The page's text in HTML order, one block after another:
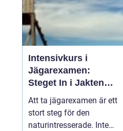
Intensivkurs i
Jägarexamen:
Steget In i Jakten
och Naturens Värld
Att ta jägarexamen är ett
stort steg för den
naturintresserade. Inte